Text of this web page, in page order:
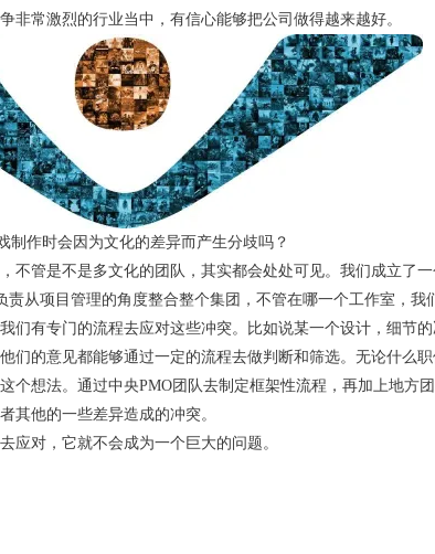
非常激烈的行业当中，有信心能够把公司做得越来越好。
制作时会因为文化的差异而产生分歧吗？
不管是不是多文化的团队，其实都会处处可见。我们成立了一
责从项目管理的角度整合整个集团，不管在哪一个工作室，
们有专门的流程去应对这些冲突。比如说某一个设计，细节的
们的意见都能够通过一定的流程去做判断和筛选。无论什么
个想法。通过中央PMO团队去制定框架性流程，再加上地方
其他的一些差异造成的冲突。
应对，它就不会成为一个巨大的问题。